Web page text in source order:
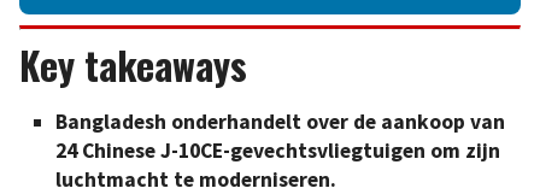
Key takeaways
Bangladesh onderhandelt over de aankoop van
24 Chinese J-10CE-gevechtsvliegtuigen om zijn
luchtmacht te moderniseren.